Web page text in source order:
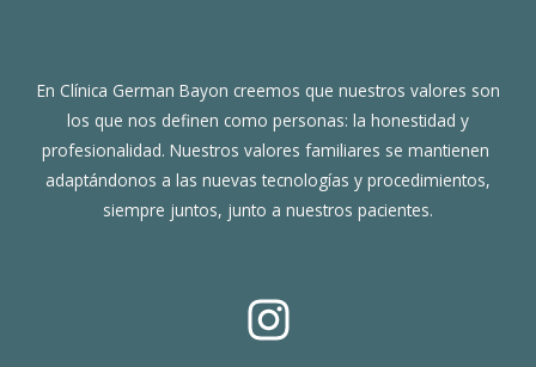
En Clínica German Bayon creemos que nuestros valores son
los que nos definen como personas: la honestidad y
profesionalidad. Nuestros valores familiares se mantienen
adaptándonos a las nuevas tecnologías y procedimientos,
siempre juntos, junto a nuestros pacientes.